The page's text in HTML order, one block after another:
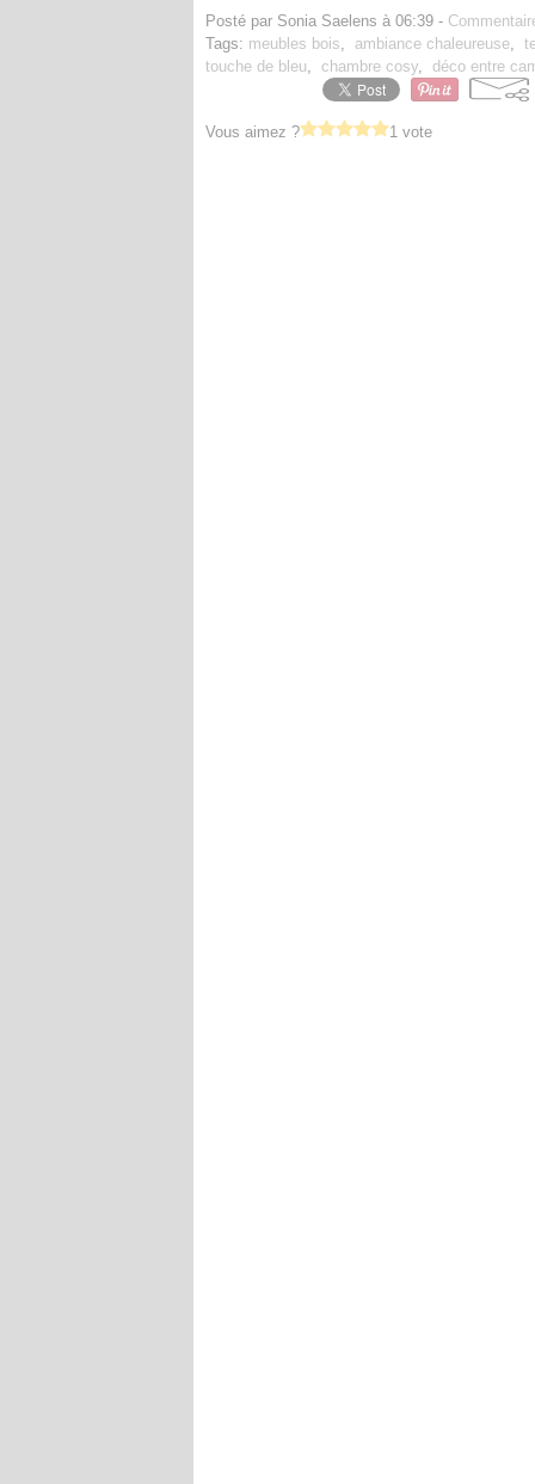
Posté par Sonia Saelens à 06:39 -
Tags: meubles bois, ambiance chaleureuse,
touche de bleu, chambre cosy, déco entre
Vous aimez ? 1 vote